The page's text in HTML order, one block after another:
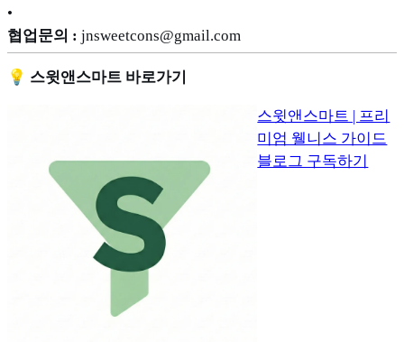
•
협업문의 : jnsweetcons@gmail.com
💡 스윗앤스마트 바로가기
스윗앤스마트 | 프리
미엄 웰니스 가이드
블로그 구독하기